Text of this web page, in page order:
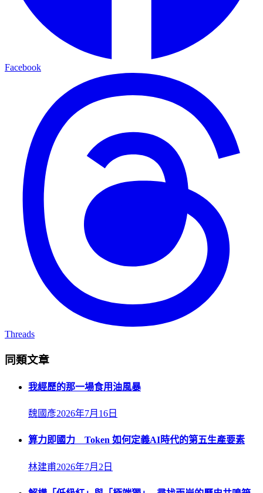
Facebook
Threads
同類文章
我經歷的那一場食用油風暴
魏國彥2026年7月16日
算力即國力 Token 如何定義AI時代的第五生產要素
林建甫2026年7月2日